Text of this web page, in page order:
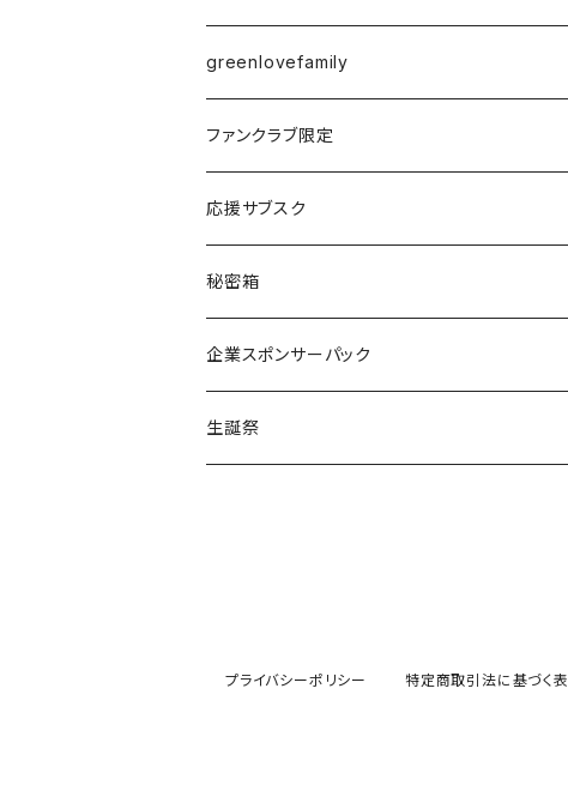
虹海ぽんず
楽園うらら
りな
える
るか
greenlovefamily
ファンクラブ限定
応援サブスク
Green Note
Citrus Note
coTa
秘密箱
企業スポンサーパック
生誕祭
プライバシーポリシー 特定商取引法に基づく